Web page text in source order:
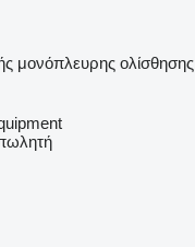
μονόπλευρης ολίσθησης